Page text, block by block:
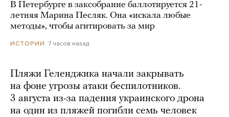
В Петербурге в заксобрание баллотируется 21-
летняя Марина Песляк. Она «искала любые
методы», чтобы агитировать за мир
ИСТОРИИ 7 часов назад
Пляжи Геленджика начали закрывать
на фоне угрозы атаки беспилотников.
3 августа из-за падения украинского дрона
на один из пляжей погибли семь человек